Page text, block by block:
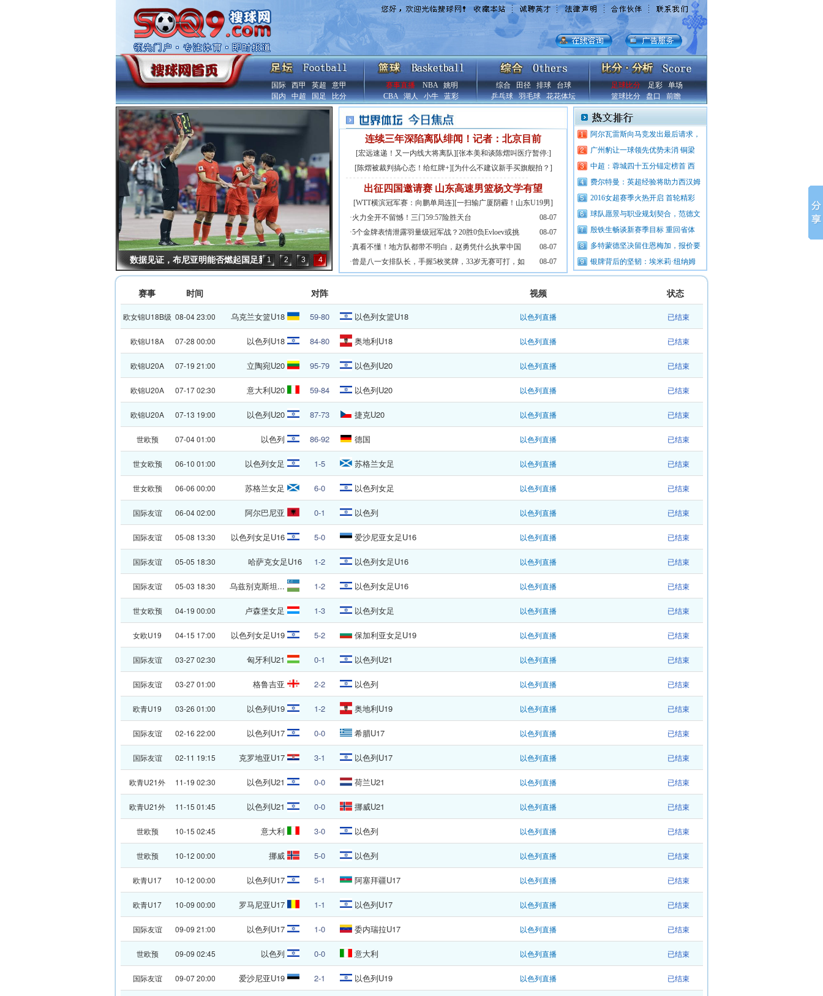
国际 西甲 英超
意甲
国内
中超 国足 比分
赛事直播 NBA
姚明
CBA
湖人 小牛 蓝彩
综合 田径 排球
台球
乒乓球
羽毛球 花花体坛
足球比分 足彩
单场
篮球比分
盘口 前瞻
数据见证，布尼亚明能否燃起国足新
篇章
1 2 3 4
连续三年深陷离队绯闻！记者：北京目前
[宏远速递！又一内线大将离队][张本美和谈陈熠叫医疗暂停:]
[陈熠被裁判搞心态！给红牌+][为什么不建议新手买旗舰拍？ ]
出征四国邀请赛 山东高速男篮杨文学有望
[WTT横滨冠军赛：向鹏单局连][一扫输广厦阴霾！山东U19男]
·火力全开不留憾！三门59:57险胜天台
08-07
·5个金牌表情泄露羽量级冠军战？20胜0负Evloev或挑
08-07
·真看不懂！地方队都带不明白，赵勇凭什么执掌中国
08-07
·曾是八一女排队长，手握5枚奖牌，33岁无赛可打，如 08-07
阿尔瓦雷斯向马竞发出最后请求，
广州豹让一球领先优势未消 铜梁
中超：蓉城四十五分锚定榜首 西
费尔特曼：英超经验将助力西汉姆
2016女超赛季火热开启 首轮精彩
球队愿景与职业规划契合，范德文
殷铁生畅谈新赛季目标 重回省体
多特蒙德坚决留住恩梅加，报价要
银牌背后的坚韧：埃米莉·纽纳姆
赛事 时间 对阵 视频 状态
欧女锦U18B级 08-04 23:00 乌克兰女篮U18 59-80 以色列女篮U18 以色列直播 已结束
欧锦U18A 07-28 00:00 以色列U18 84-80 奥地利U18 以色列直播 已结束
欧锦U20A 07-19 21:00 立陶宛U20 95-79 以色列U20 以色列直播 已结束
欧锦U20A 07-17 02:30 意大利U20 59-84 以色列U20 以色列直播 已结束
欧锦U20A 07-13 19:00 以色列U20 87-73 捷克U20 以色列直播 已结束
世欧预 07-04 01:00 以色列 86-92 德国 以色列直播 已结束
世女欧预 06-10 01:00 以色列女足 1-5 苏格兰女足 以色列直播 已结束
世女欧预 06-06 00:00 苏格兰女足 6-0 以色列女足 以色列直播 已结束
国际友谊 06-04 02:00 阿尔巴尼亚 0-1 以色列 以色列直播 已结束
国际友谊 05-08 13:30 以色列女足U16 5-0 爱沙尼亚女足U16 以色列直播 已结束
国际友谊 05-05 18:30 哈萨克女足U16 1-2 以色列女足U16 以色列直播 已结束
国际友谊 05-03 18:30 乌兹别克斯坦... 1-2 以色列女足U16 以色列直播 已结束
世女欧预 04-19 00:00 卢森堡女足 1-3 以色列女足 以色列直播 已结束
女欧U19 04-15 17:00 以色列女足U19 5-2 保加利亚女足U19 以色列直播 已结束
国际友谊 03-27 02:30 匈牙利U21 0-1 以色列U21 以色列直播 已结束
国际友谊 03-27 01:00 格鲁吉亚 2-2 以色列 以色列直播 已结束
欧青U19 03-26 01:00 以色列U19 1-2 奥地利U19 以色列直播 已结束
国际友谊 02-16 22:00 以色列U17 0-0 希腊U17 以色列直播 已结束
国际友谊 02-11 19:15 克罗地亚U17 3-1 以色列U17 以色列直播 已结束
欧青U21外 11-19 02:30 以色列U21 0-0 荷兰U21 以色列直播 已结束
欧青U21外 11-15 01:45 以色列U21 0-0 挪威U21 以色列直播 已结束
世欧预 10-15 02:45 意大利 3-0 以色列 以色列直播 已结束
世欧预 10-12 00:00 挪威 5-0 以色列 以色列直播 已结束
欧青U17 10-12 00:00 以色列U17 5-1 阿塞拜疆U17 以色列直播 已结束
欧青U17 10-09 00:00 罗马尼亚U17 1-1 以色列U17 以色列直播 已结束
国际友谊 09-09 21:00 以色列U17 1-0 委内瑞拉U17 以色列直播 已结束
世欧预 09-09 02:45 以色列 0-0 意大利 以色列直播 已结束
国际友谊 09-07 20:00 爱沙尼亚U19 2-1 以色列U19 以色列直播 已结束